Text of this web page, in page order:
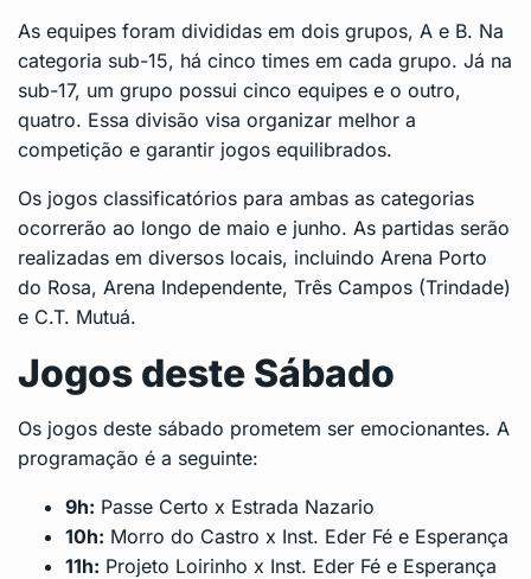
As equipes foram divididas em dois grupos, A e B. Na
categoria sub-15, há cinco times em cada grupo. Já na
sub-17, um grupo possui cinco equipes e o outro,
quatro. Essa divisão visa organizar melhor a
competição e garantir jogos equilibrados.
Os jogos classificatórios para ambas as categorias
ocorrerão ao longo de maio e junho. As partidas serão
realizadas em diversos locais, incluindo Arena Porto
do Rosa, Arena Independente, Três Campos (Trindade)
e C.T. Mutuá.
Jogos deste Sábado
Os jogos deste sábado prometem ser emocionantes. A
programação é a seguinte:
9h: Passe Certo x Estrada Nazario
10h: Morro do Castro x Inst. Eder Fé e Esperança
11h: Projeto Loirinho x Inst. Eder Fé e Esperança